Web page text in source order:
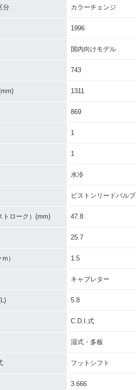
分 カラーチェンジ
1996
国内向けモデル
743
1311
869
1
1
水冷
ピストンリードバルブ
トローク）(mm) 47.8
25.7
） 1.5
キャブレター
5.8
C.D.I.式
湿式・多板
フットシフト
3.666